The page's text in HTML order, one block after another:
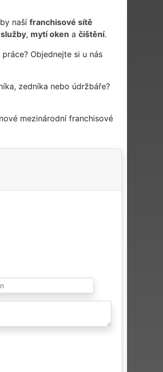
naší franchisové sítě
, mytí oken a čištění.
Objednejte si u nás
zedníka nebo údržbáře?
mezinárodní franchisové